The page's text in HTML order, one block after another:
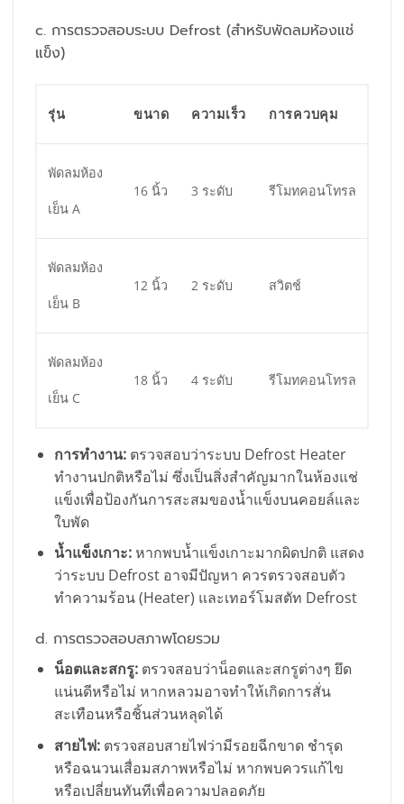
c. การตรวจสอบระบบ Defrost (สำหรับพัดลมห้องแช่
แข็ง)
รุ่น ขนาด ความเร็ว การควบคุม
พัดลมห้อง
เย็น A
16 นิ้ว 3 ระดับ รีโมทคอนโทรล
พัดลมห้อง
เย็น B
12 นิ้ว 2 ระดับ สวิตช์
พัดลมห้อง
เย็น C
18 นิ้ว 4 ระดับ รีโมทคอนโทรล
การทำงาน:ตรวจสอบว่าระบบ Defrost Heater
ทำงานปกติหรือไม่ ซึ่งเป็นสิ่งสำคัญมากในห้องแช่
แข็งเพื่อป้องกันการสะสมของน้ำแข็งบนคอยล์และ
ใบพัด
น้ำแข็งเกาะ:หากพบน้ำแข็งเกาะมากผิดปกติ แสดง
ว่าระบบ Defrost อาจมีปัญหา ควรตรวจสอบตัว
ทำความร้อน (Heater) และเทอร์โมสตัท Defrost
d. การตรวจสอบสภาพโดยรวม
น็อตและสกรู:ตรวจสอบว่าน็อตและสกรูต่างๆ ยึด
แน่นดีหรือไม่ หากหลวมอาจทำให้เกิดการสั่น
สะเทือนหรือชิ้นส่วนหลุดได้
สายไฟ:ตรวจสอบสายไฟว่ามีรอยฉีกขาด ชำรุด
หรือฉนวนเสื่อมสภาพหรือไม่ หากพบควรแก้ไข
หรือเปลี่ยนทันทีเพื่อความปลอดภัย